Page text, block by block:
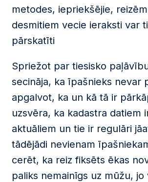
metodes, iepriekšējie,
desmitiem vecie ieraksti var
pārskatīti
Spriežot par tiesisko
secināja, ka īpašnieks nevar
apgalvot, ka un kā tā ir
uzsvēra, ka kadastra datiem
aktuāliem un tie ir regulāri
tādējādi nevienam
cerēt, ka reiz fiksēts ēkas
paliks nemainīgs uz mūžu, jo